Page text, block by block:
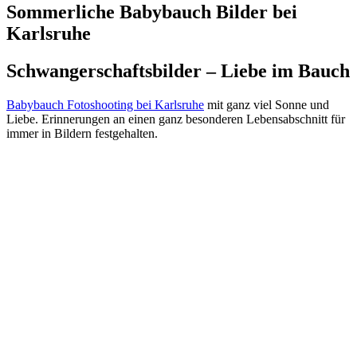
Sommerliche Babybauch Bilder bei
Karlsruhe
Schwangerschaftsbilder – Liebe im Bauch
Babybauch Fotoshooting bei Karlsruhe mit ganz viel Sonne und
Liebe. Erinnerungen an einen ganz besonderen Lebensabschnitt für
immer in Bildern festgehalten.